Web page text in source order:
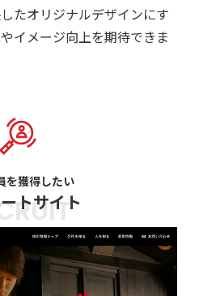
たオリジナルデザインにす
イメージ向上を期待できま
を獲得したい
トサイト